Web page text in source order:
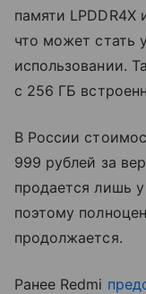
памяти LPDDR4X
что может стать
использовании.
с 256 ГБ
В России
999 рублей за
продается лишь
поэтому
продолжается.
Ранее Redmi